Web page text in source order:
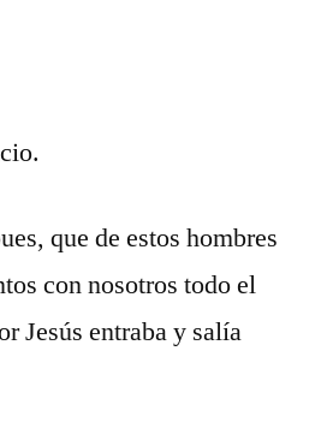
que de estos hombres
con nosotros todo el
Jesús entraba y salía